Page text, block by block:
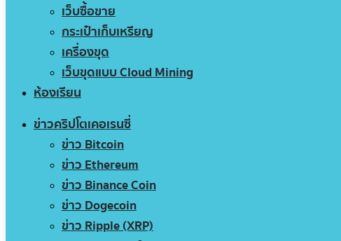
เว็บซื้อขาย
กระเป๋าเก็บเหรียญ
เครื่องขุด
เว็บขุดแบบ Cloud Mining
ห้องเรียน
ข่าวคริปโตเคอเรนซี่
ข่าว Bitcoin
ข่าว Ethereum
ข่าว Binance Coin
ข่าว Dogecoin
ข่าว Ripple (XRP)